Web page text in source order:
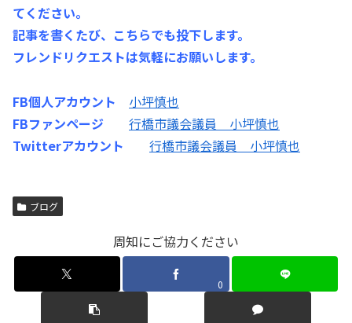
てください。
記事を書くたび、こちらでも投下します。
フレンドリクエストは気軽にお願いします。
FB個人アカウント
小坪慎也
FBファンページ
行橋市議会議員 小坪慎也
Twitterアカウント
行橋市議会議員 小坪慎也
ブログ
周知にご協力ください
0